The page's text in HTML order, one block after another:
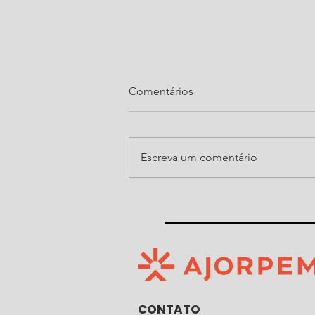
do Senhor Bom Jesus de
Araquari
Comentários
Escreva um comentário
CONTATO